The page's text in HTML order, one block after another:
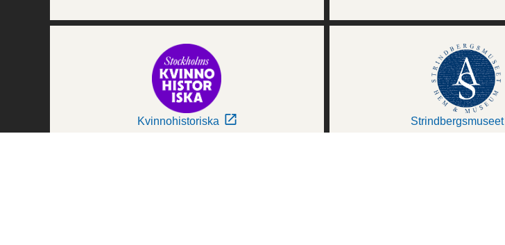
Kvinnohistoriska Strindbergsmuseet